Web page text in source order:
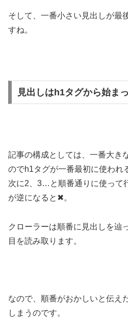
そして、一番小さい見出しが最
すね。
見出しはh1タグから始ま
記事の構成としては、一番大き
のでh1タグが一番最初に使われ
次に2、3…と順番通りに使って
が逆になると✖。
クローラーは順番に見出しを辿
目を読み取ります。
なので、順番がおかしいと伝え
しまうのです。